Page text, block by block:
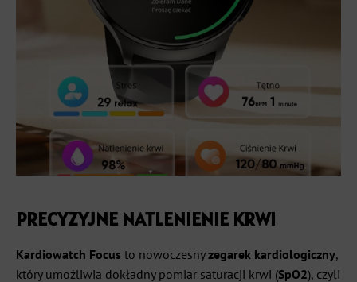
PRECYZYJNE NATLENIENIE KRWI
Kardiowatch Focus to nowoczesnyzegarek kardiologiczny,
który umożliwia dokładny pomiar saturacji krwi (SpO2), czyli